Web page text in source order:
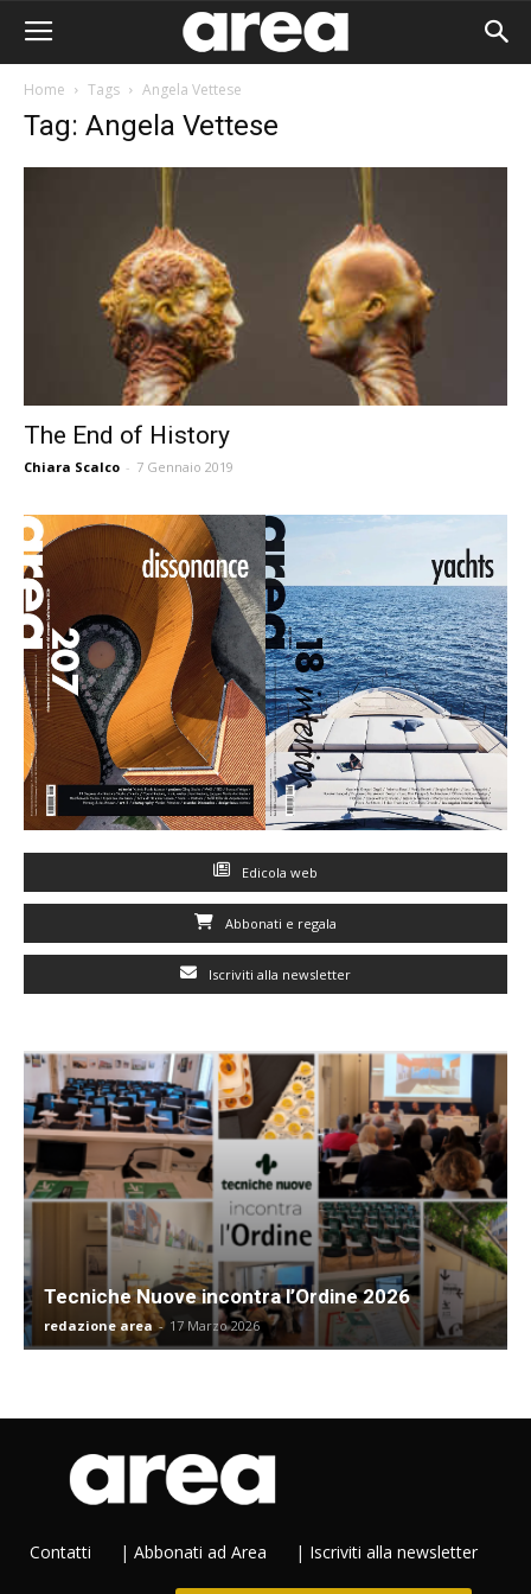
Home Tags Angela Vettese
Tag: Angela Vettese
The End of History
Chiara Scalco - 7 Gennaio 2019
Edicola web
Abbonati e regala
Iscriviti alla newsletter
Tecniche Nuove incontra l’Ordine 2026
redazione area - 17 Marzo 2026
Contatti | Abbonati ad Area | Iscriviti alla newsletter